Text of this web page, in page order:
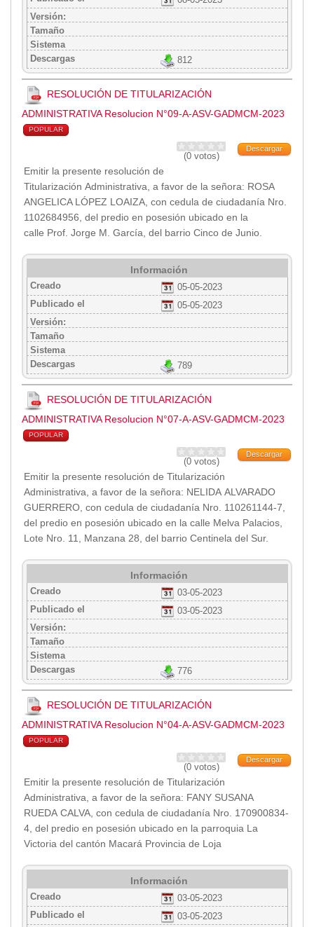
Versión:
Tamaño
Sistema
Descargas
812
RESOLUCIÓN DE TITULARIZACIÓN
ADMINISTRATIVA Resolucion N°09-A-ASV-GADMCM-2023
POPULAR
Descargar
(0 votos)
Emitir la presente resolución de
Titularización Administrativa, a favor de la señora: ROSA
ANGELICA LÓPEZ LOAIZA, con cedula de ciudadanía Nro.
1102684956, del predio en posesión ubicado en la
calle Prof. Jorge M. García, del barrio Cinco de Junio.
Información
Creado
05-05-2023
Publicado el
05-05-2023
Versión:
Tamaño
Sistema
Descargas
789
RESOLUCIÓN DE TITULARIZACIÓN
ADMINISTRATIVA Resolucion N°07-A-ASV-GADMCM-2023
POPULAR
Descargar
(0 votos)
Emitir la presente resolución de Titularización
Administrativa, a favor de la señora: NELIDA ALVARADO
GUERRERO, con cedula de ciudadanía Nro. 110261144-7,
del predio en posesión ubicado en la calle Melva Palacios,
Lote Nro. 11, Manzana 28, del barrio Centinela del Sur.
Información
Creado
03-05-2023
Publicado el
03-05-2023
Versión:
Tamaño
Sistema
Descargas
776
RESOLUCIÓN DE TITULARIZACIÓN
ADMINISTRATIVA Resolucion N°04-A-ASV-GADMCM-2023
POPULAR
Descargar
(0 votos)
Emitir la presente resolución de Titularización
Administrativa, a favor de la señora: FANY SUSANA
RUEDA CALVA, con cedula de ciudadanía Nro. 170900834-
4, del predio en posesión ubicado en la parroquia La
Victoria del cantón Macará Provincia de Loja
Información
Creado
03-05-2023
Publicado el
03-05-2023